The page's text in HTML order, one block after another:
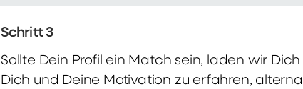
Schritt 3
Sollte Dein Profil ein Match sein, laden wir
Dich und Deine Motivation zu erfahren,